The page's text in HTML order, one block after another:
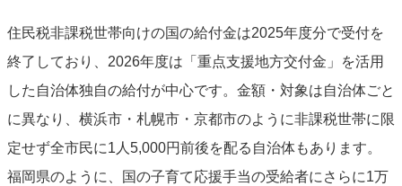
住民税非課税世帯向けの国の給付金は2025年度分で受付を
終了しており、2026年度は「重点支援地方交付金」を活用
した自治体独自の給付が中心です。金額・対象は自治体ごと
に異なり、横浜市・札幌市・京都市のように非課税世帯に限
定せず全市民に1人5,000円前後を配る自治体もあります。
福岡県のように、国の子育て応援手当の受給者にさらに1万